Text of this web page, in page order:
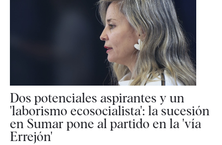
Dos potenciales aspirantes y un
'laborismo ecosocialista': la sucesión
en Sumar pone al partido en la 'vía
Errejón'